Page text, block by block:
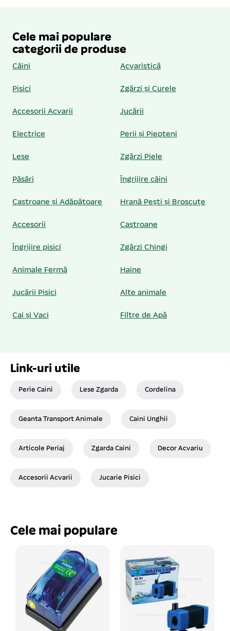
Cele mai populare
categorii de produse
Câini Acvaristică
Pisici Zgărzi și Curele
Accesorii Acvarii Jucării
Electrice Perii și Piepteni
Lese Zgărzi Piele
Păsări Îngrijire câini
Castroane și Adăpătoare Hrană Pești și Broscuțe
Accesorii Castroane
Îngrijire pisici Zgărzi Chingi
Animale Fermă Haine
Jucării Pisici Alte animale
Cai și Vaci Filtre de Apă
Link-uri utile
Perie Caini Lese Zgarda Cordelina
Geanta Transport Animale Caini Unghii
Articole Periaj Zgarda Caini Decor Acvariu
Accesorii Acvarii Jucarie Pisici
Cele mai populare